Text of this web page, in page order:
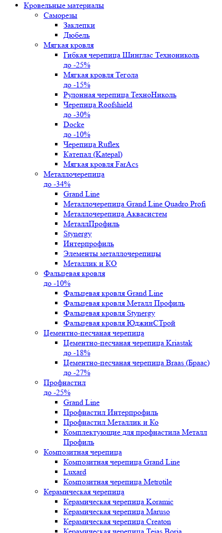
Кровельные материалы
Саморезы
Заклепки
Дюбель
Мягкая кровля
Гибкая черепица Шинглас Технониколь
до -25%
Мягкая кровля Тегола
до -15%
Рулонная черепица ТехноНиколь
Черепица Roofshield
до -30%
Docke
до -10%
Черепица Ruflex
Катепал (Katepal)
Мягкая кровля FarAcs
Металлочерепица
до -34%
Grand Line
Металлочерепица Grand Line Quadro Profi
Металлочерепица Аквасистем
МеталлПрофиль
Stynergy
Интерпрофиль
Элементы металлочерепицы
Металлик и КО
Фальцевая кровля
до -10%
Фальцевая кровля Grand Line
Фальцевая кровля Металл Профиль
Фальцевая кровля Stynergy
Фальцевая кровля ЮджинСТрой
Цементно-песчаная черепица
Цементно-песчаная черепица Kriastak
до -18%
Цементно-песчаная черепица Braas (Браас)
до -27%
Профнастил
до -25%
Grand Line
Профнастил Интерпрофиль
Профнастил Металлик и Ко
Комплектующие для профнастила Металл
Профиль
Композитная черепица
Композитная черепица Grand Line
Luxard
Композитная черепица Metrotile
Керамическая черепица
Керамическая черепица Koramic
Керамическая черепица Maruso
Керамическая черепица Creaton